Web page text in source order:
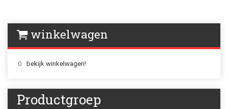
winkelwagen
0 bekijk winkelwagen!
Productgroep